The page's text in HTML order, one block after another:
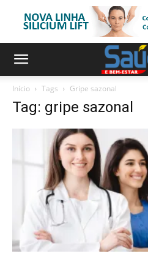
Início Tags Gripe sazonal
Tag: gripe sazonal